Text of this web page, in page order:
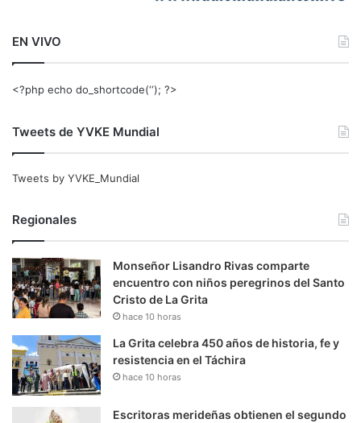
EN VIVO
<?php echo do_shortcode(‘‘); ?>
Tweets de YVKE Mundial
Tweets by YVKE_Mundial
Regionales
Monseñor Lisandro Rivas comparte
encuentro con niños peregrinos del Santo
Cristo de La Grita
hace 10 horas
La Grita celebra 450 años de historia, fe y
resistencia en el Táchira
hace 10 horas
Escritoras merideñas obtienen el segundo